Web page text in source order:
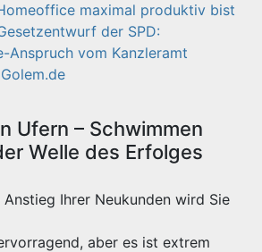
maximal produktiv bist
der SPD:
Anspruch vom Kanzleramt
Ufern – Schwimmen
Welle des Erfolges
Ihrer Neukunden wird Sie
aber es ist extrem